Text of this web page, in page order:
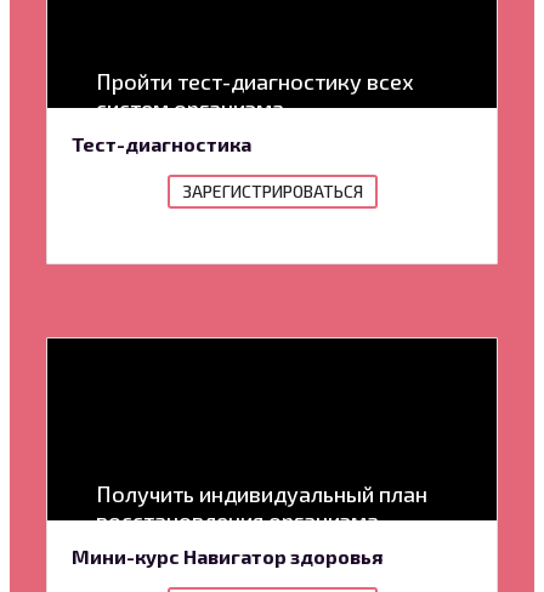
Пройти тест-диагностику всех
систем организма
Тест-диагностика
ЗАРЕГИСТРИРОВАТЬСЯ
Получить индивидуальный план
восстановления организма
Мини-курс Навигатор здоровья